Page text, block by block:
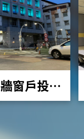
窗戶投影